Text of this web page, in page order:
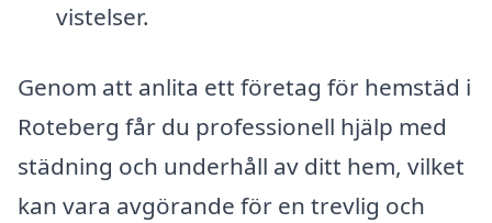
vistelser.
Genom att anlita ett företag för hemstäd i
Roteberg får du professionell hjälp med
städning och underhåll av ditt hem, vilket
kan vara avgörande för en trevlig och